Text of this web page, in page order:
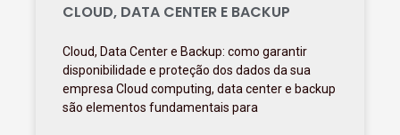
CLOUD, DATA CENTER E BACKUP
Cloud, Data Center e Backup: como garantir
disponibilidade e proteção dos dados da sua
empresa Cloud computing, data center e backup
são elementos fundamentais para